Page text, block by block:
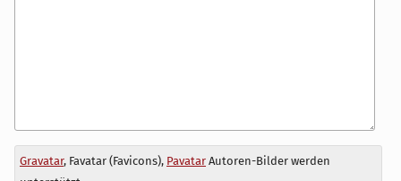
Antwort
zu
Gravatar, Favatar (Favicons), PavatarAutoren-Bilder werden